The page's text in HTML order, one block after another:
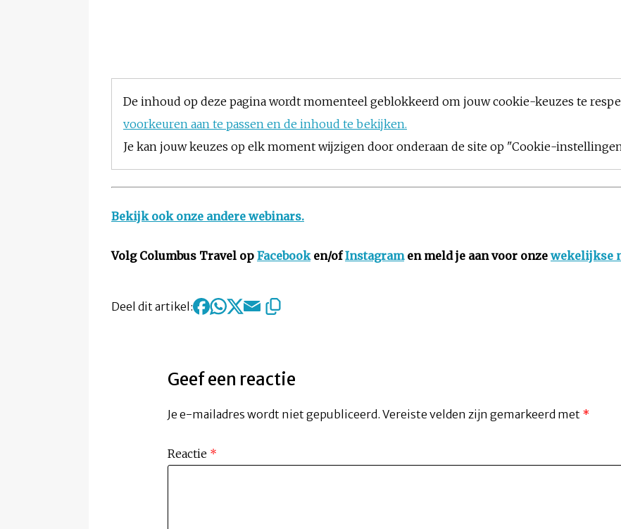
De inhoud op deze pagina wordt momenteel geblokkeerd om jouw cookie-keuzes te
voorkeuren aan te passen en de inhoud te bekijken.
Je kan jouw keuzes op elk moment wijzigen door onderaan de site op "Cookie-
Bekijk ook onze andere webinars.
Volg Columbus Travel op Facebooken/ofInstagramen meld je aan voor onze wekelijkse
Deel dit artikel:
Geef een reactie
Je e-mailadres wordt niet gepubliceerd. Vereiste velden zijn gemarkeerd met *
Reactie *